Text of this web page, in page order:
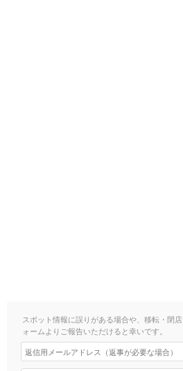
スポット情報に誤りがある場合や、移転・閉
ォームよりご報告いただけると幸いです。